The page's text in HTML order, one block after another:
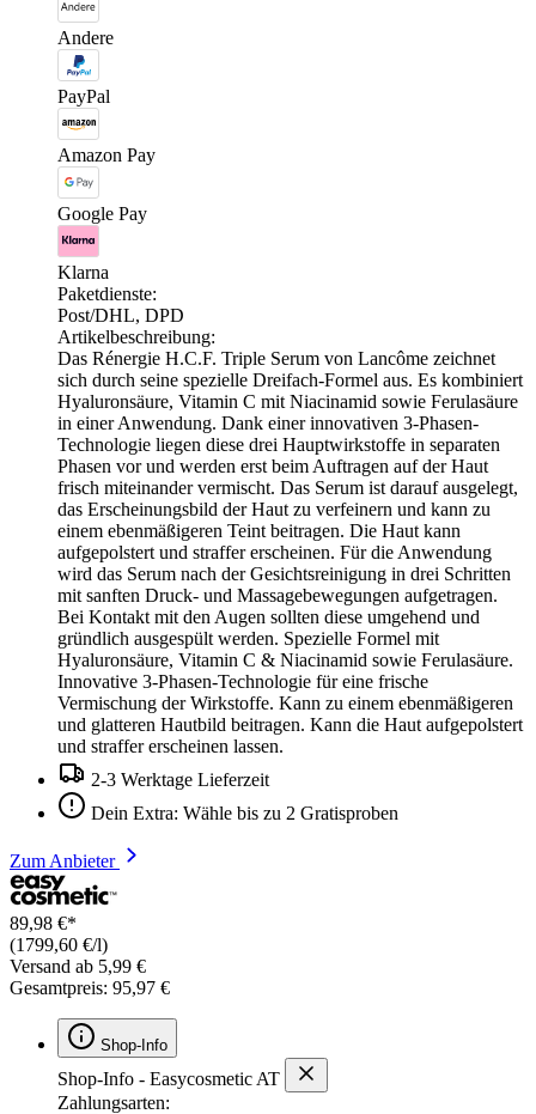
Andere
PayPal
Amazon Pay
Google Pay
Klarna
Paketdienste:
Post/DHL, DPD
Artikelbeschreibung:
Das Rénergie H.C.F. Triple Serum von Lancôme zeichnet
sich durch seine spezielle Dreifach-Formel aus. Es kombiniert
Hyaluronsäure, Vitamin C mit Niacinamid sowie Ferulasäure
in einer Anwendung. Dank einer innovativen 3-Phasen-
Technologie liegen diese drei Hauptwirkstoffe in separaten
Phasen vor und werden erst beim Auftragen auf der Haut
frisch miteinander vermischt. Das Serum ist darauf ausgelegt,
das Erscheinungsbild der Haut zu verfeinern und kann zu
einem ebenmäßigeren Teint beitragen. Die Haut kann
aufgepolstert und straffer erscheinen. Für die Anwendung
wird das Serum nach der Gesichtsreinigung in drei Schritten
mit sanften Druck- und Massagebewegungen aufgetragen.
Bei Kontakt mit den Augen sollten diese umgehend und
gründlich ausgespült werden. Spezielle Formel mit
Hyaluronsäure, Vitamin C & Niacinamid sowie Ferulasäure.
Innovative 3-Phasen-Technologie für eine frische
Vermischung der Wirkstoffe. Kann zu einem ebenmäßigeren
und glatteren Hautbild beitragen. Kann die Haut aufgepolstert
und straffer erscheinen lassen.
2-3 Werktage Lieferzeit
Dein Extra: Wähle bis zu 2 Gratisproben
Zum Anbieter
89,98 €*
(1799,60 €/l)
Versand ab 5,99 €
Gesamtpreis: 95,97 €
Shop-Info
Shop-Info - Easycosmetic AT
Zahlungsarten: